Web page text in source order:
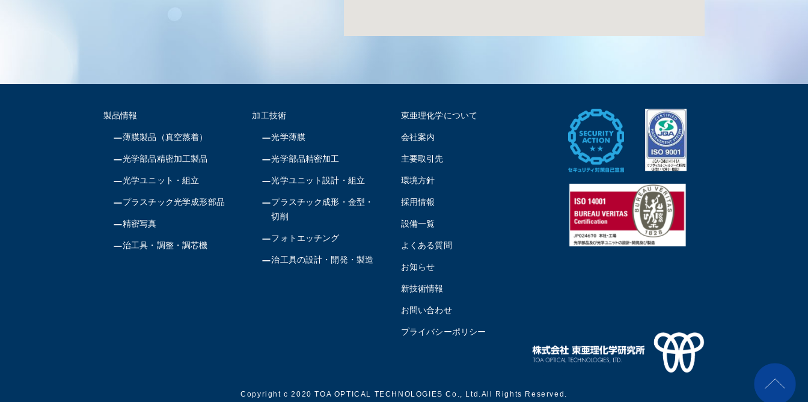
製品情報
薄膜製品（真空蒸着）
光学部品精密加工製品
光学ユニット・組立
プラスチック光学成形部品
精密写真
治工具・調整・調芯機
加工技術
光学薄膜
光学部品精密加工
光学ユニット設計・組立
プラスチック成形・金型・
切削
フォトエッチング
治工具の設計・開発・製造
東亜理化学について
会社案内
主要取引先
環境方針
採用情報
設備一覧
よくある質問
お知らせ
新技術情報
お問い合わせ
プライバシーポリシー
Copyright c 2020 TOA OPTICAL TECHNOLOGIES Co., Ltd.All Rights Reserved.